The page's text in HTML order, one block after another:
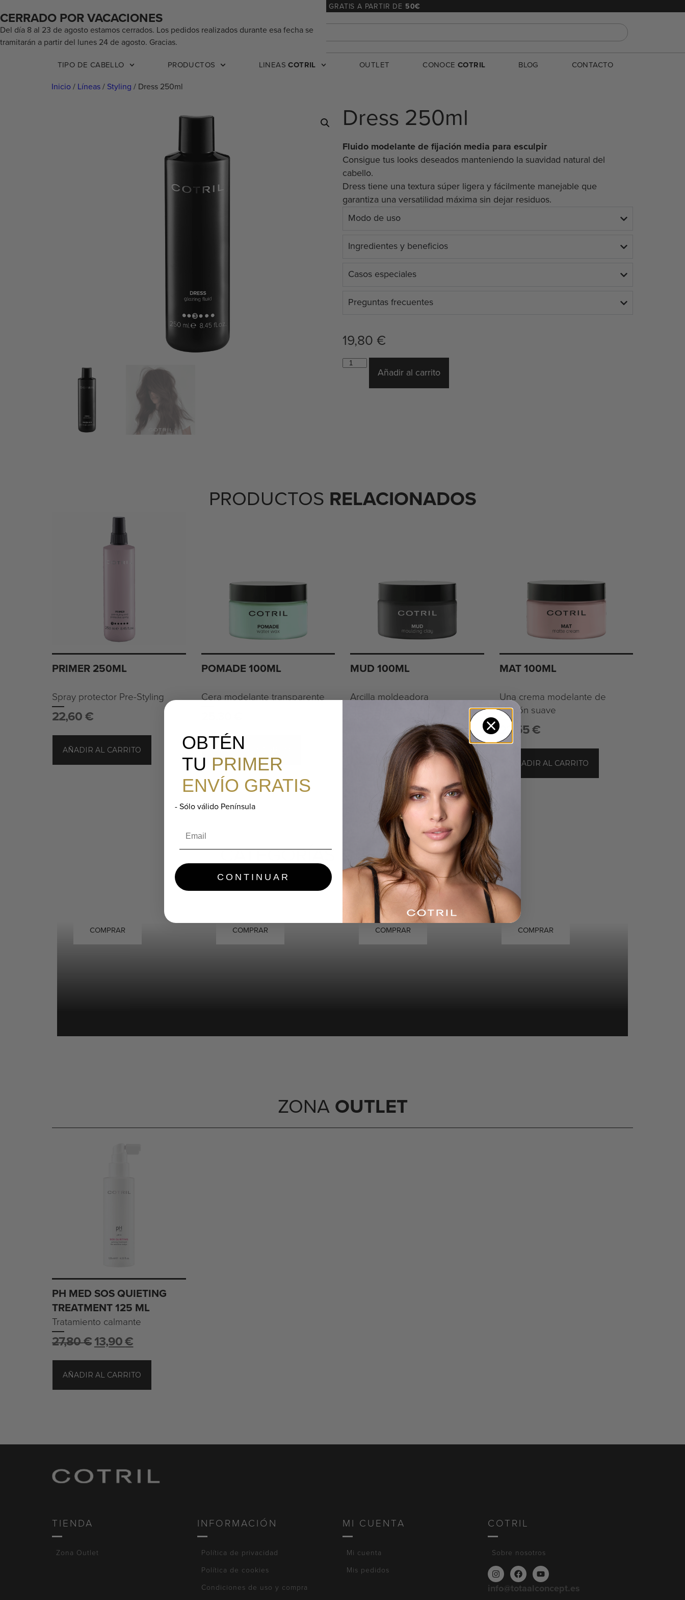
. – GRATIS A PARTIR DE 50€
TIPO DE CABELLO PRODUCTOS LINEASCOTRIL OUTLET CONOCECOTRIL BLOG CONTACTO
Inicio / Líneas / Styling / Dress 250ml
Dress 250ml
Fluido modelante de fijación media para esculpir
Consigue tus looks deseados manteniendo la suavidad natural del
cabello.
Dress tiene una textura súper ligera y fácilmente manejable que
garantiza una versatilidad máxima sin dejar residuos.
Modo de uso
Ingredientes y beneficios
Casos especiales
Preguntas frecuentes
19,80 €
Añadir al carrito
PRODUCTOS RELACIONADOS
PRIMER 250ML
Spray protector Pre-Styling
22,60 €
AÑADIR AL CARRITO
POMADE 100ML
Cera modelante transparente
AÑADIR AL CARRITO
MUD 100ML
Arcilla moldeadora
AÑADIR AL CARRITO
MAT 100ML
Una crema modelante de
fijación suave
22,55€
AÑADIR AL CARRITO
CATEGORÍAS DESTACADAS
COMPRAR COMPRAR
MASCARILLAS
COMPRAR
LOCIONES
COMPRAR
ZONA OUTLET
PH MED SOS QUIETING
TREATMENT 125 ML
Tratamiento calmante
27,80€ 13,90€
AÑADIR AL CARRITO
TIENDA
Zona Outlet
INFORMACIÓN
Política de privacidad
Política de cookies
Condiciones de uso y compra
MI CUENTA
Mi cuenta
Mis pedidos
COTRIL
Sobre nosotros
info@totaalconcept.es
CERRADO POR VACACIONES
Del día 8 al 23 de agosto estamos cerrados. Los pedidos realizados durante esa fecha se
tramitarán a partir del lunes 24 de agosto. Gracias.
OBTÉN
TU PRIMER
ENVÍO GRATIS
- Sólo válido Península
CONTINUAR